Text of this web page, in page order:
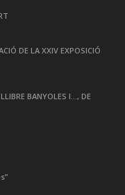
DE LA XXIV EXPOSICIÓ
BANYOLES I…, DE